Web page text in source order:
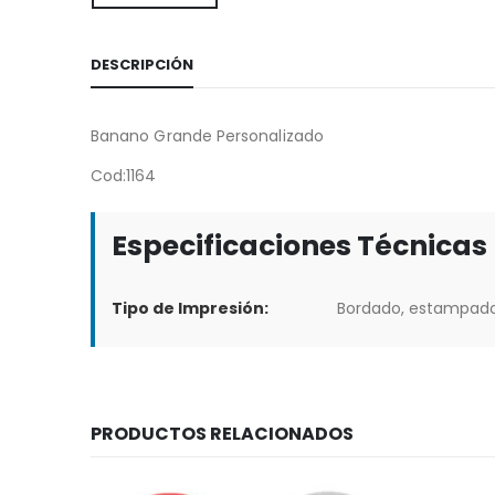
DESCRIPCIÓN
Banano Grande Personalizado
Cod:1164
Especificaciones Técnicas
Tipo de Impresión: Bordado,
PRODUCTOS RELACIONADOS